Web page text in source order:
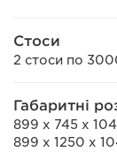
Стоси
2 стоси по
Габаритні
899 x 745 x
899 x 1250 x